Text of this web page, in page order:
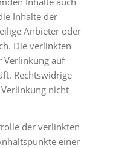
Inhalte der
Anbieter oder
Die verlinkten
Verlinkung auf
Rechtswidrige
nicht
der verlinkten
einer